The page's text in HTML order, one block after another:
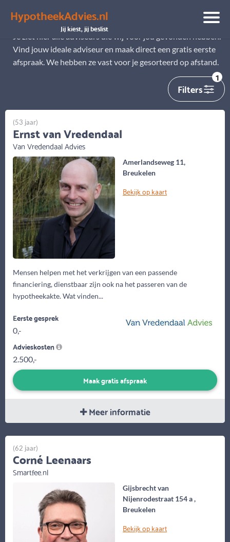
HypotheekAdvies.nl
Jij kiest, jij beslist
Alle adviseurs
Je ziet hier alle adviseurs die wij voor jou gevonden hebben.
Vind jouw ideale adviseur en maak direct een gratis eerste
afspraak. We hebben ze vast voor je gesorteerd op afstand.
Filters
1
Amerlandseweg 11,
Breukelen
Bekijk op kaart
Mensen helpen met het verkrijgen van een passende
financiering, dienstbaar zijn ook na het passeren van de
hypotheekakte. Wat vinden...
(53 jaar)
Ernst van Vredendaal
Van Vredendaal Advies
Eerste gesprek
0,-
Advieskosten
2.500,-
Maak gratis afspraak
Meer informatie
Gijsbrecht van
Nijenrodestraat 154 a ,
Breukelen
Bekijk op kaart
(62 jaar)
Corné Leenaars
Smartfee.nl